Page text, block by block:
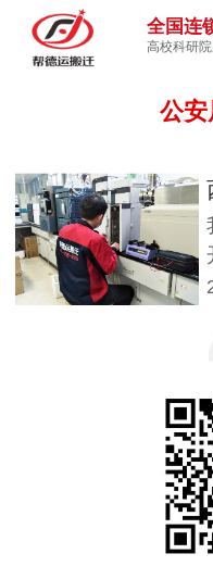
全国连
高校科研
公安